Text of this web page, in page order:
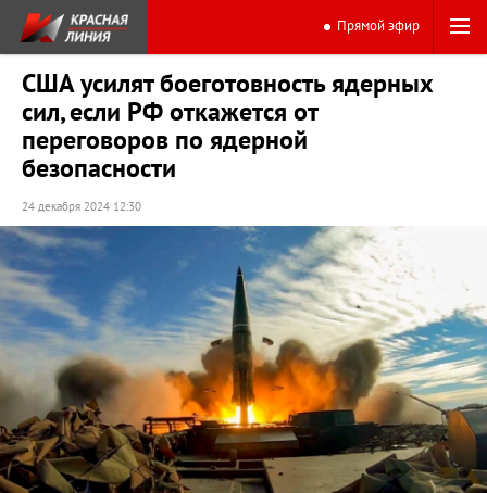
Прямой эфир
США усилят боеготовность ядерных
сил, если РФ откажется от
переговоров по ядерной
безопасности
24 декабря 2024 12:30